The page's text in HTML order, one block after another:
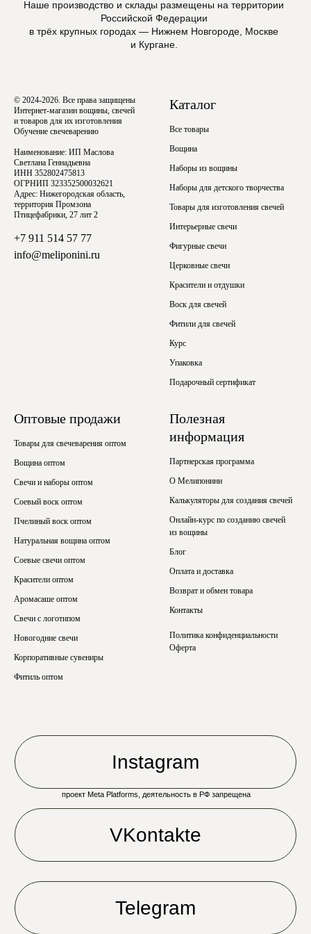
Наше производство и склады размещены на территории
Российской Федерации
в трёх крупных городах — Нижнем Новгороде, Москве
и Кургане.
© 2024-2026. Все права защищены
Интернет-магазин вощины, свечей
и товаров для их изготовления
Обучение свечеварению
Наименование: ИП Маслова
Светлана Геннадьевна
ИНН 352802475813
ОГРНИП 323352500032621
Адрес: Нижегородская область,
территория Промзона
Птицефабрики, 27 лит 2
+7 911 514 57 77
info@meliponini.ru
Каталог
Все товары
Вощина
Наборы из вощины
Наборы для детского творчества
Товары для изготовления свечей
Интерьерные свечи
Фигурные свечи
Церковные свечи
Красители и отдушки
Воск для свечей
Фитили для свечей
Курс
Упаковка
Подарочный сертификат
Оптовые продажи
Товары для свечеварения оптом
Вощина оптом
Свечи и наборы оптом
Соевый воск оптом
Пчелиный воск оптом
Натуральная вощина оптом
Соевые свечи оптом
Красители оптом
Аромасаше оптом
Свечи с логотипом
Новогодние свечи
Корпоративные сувениры
Фитиль оптом
Полезная
информация
Партнерская программа
О Мелипонини
Калькуляторы для создания свечей
Онлайн-курс по созданию свечей
из вощины
Блог
Оплата и доставка
Возврат и обмен товара
Контакты
Политика конфиденциальности
Оферта